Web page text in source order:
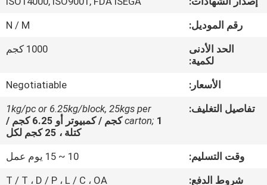
المصنع
مراقبة
الجودة
اتصل
أخبار
رقم الموديل:
N / M
الحد الأدنى
لكمية:
1000 كجم
الأسعار:
Negotiatiable
تفاصيل التغليف:
1kg/pc or 6.25kg/block, 25kgs per
carton;
1 كجم / كمبيوتر أو 6.25 كجم /
كتلة ، 25 كجم لكل
وقت التسليم:
10 ~ 15 يوم عمل
شروط الدفع:
T / T ، D / P ، L / C ، OA